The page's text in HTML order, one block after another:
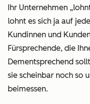
Ihr Unternehmen
lohnt es sich ja auf
Kundinnen und
Fürsprechende, die
Dementsprechend
sie scheinbar noch so
beimessen.